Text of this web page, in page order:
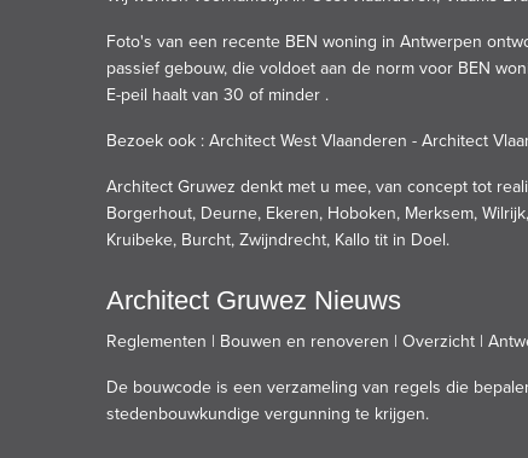
Foto's van een recente BEN woning in Antwerpen
passief gebouw, die voldoet aan de norm voor BEN
E-peil haalt van 30 of minder .
Bezoek ook : Architect West Vlaanderen - Architect
Architect Gruwez denkt met u mee, van concept tot
Borgerhout, Deurne, Ekeren, Hoboken, Merksem,
Kruibeke, Burcht, Zwijndrecht, Kallo tit in Doel.
Architect Gruwez Nieuws
Reglementen | Bouwen en renoveren | Overzicht |
De bouwcode is een verzameling van regels die
stedenbouwkundige vergunning te krijgen.